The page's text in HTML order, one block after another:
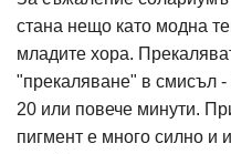
стана нещо като модна
младите хора.
"прекаляване" в смисъл -
20 или повече минути.
пигмент е много силно и